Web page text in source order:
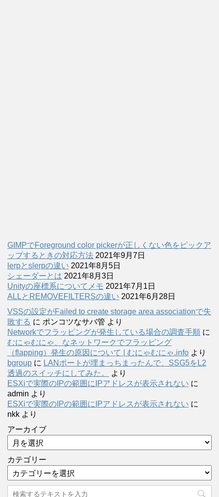
GIMPでForeground color pickerが正しくない色をピックア
ップするときの対応方法 2021年9月7日
lerpとslerpの違い 2021年8月5日
シェーダーとは 2021年8月3日
Unityの座標系についてメモ 2021年7月1日
ALLとREMOVEFILTERSの違い 2021年6月28日
VSSの設定がFailed to create storage area associationで失
敗する に ポンコツなサバ管 より
Networkでフラッピングが発生している場合の調査手順 に
むにゃむにゃ、なネットワークでフラッピング
（flapping）発生の原因について | むにゃむにゃ.info より
bgroup に LANポートが埋まっちまったんで、SSG5をL2
透過のスイッチにしてみた。
より
ESXiで実際のIPの範囲にIPアドレスが表示されない に
admin より
ESXiで実際のIPの範囲にIPアドレスが表示されない に
nkk より
アーカイブ
カテゴリー